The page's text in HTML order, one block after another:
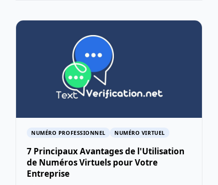
NUMÉRO PROFESSIONNEL NUMÉRO VIRTUEL
7 Principaux Avantages de l'Utilisation
de Numéros Virtuels pour Votre
Entreprise